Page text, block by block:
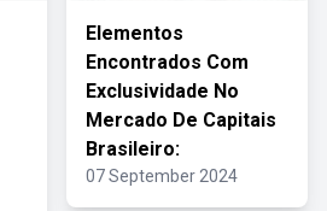
Elementos
Encontrados Com
Exclusividade No
Mercado De Capitais
Brasileiro:
07 September 2024